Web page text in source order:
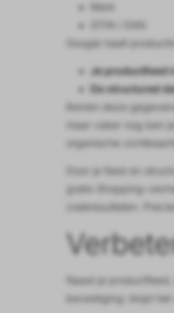
Merk
Google haalt
Je productfeed
De structured
Komen deze
maar vaker nog ben
organische
Door je feed en
gratis Shopping-
zoekresultaten.
Naast je
bevestiging: klopt